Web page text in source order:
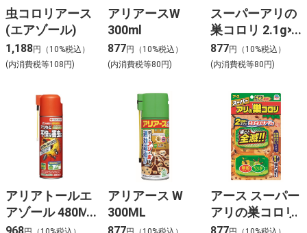
虫コロリアース
(エアゾール)
1,188円（10%税込）
(内消費税等108円)
アリアースW
300ml
877円（10%税込）
(内消費税等80円)
スーパーアリの
巣コロリ 2.1g×2
個入
877円（10%税込）
(内消費税等80円)
アリアトールエ
アゾール 480ML
アリアース W
300ML
アース スーパー
アリの巣コロリ